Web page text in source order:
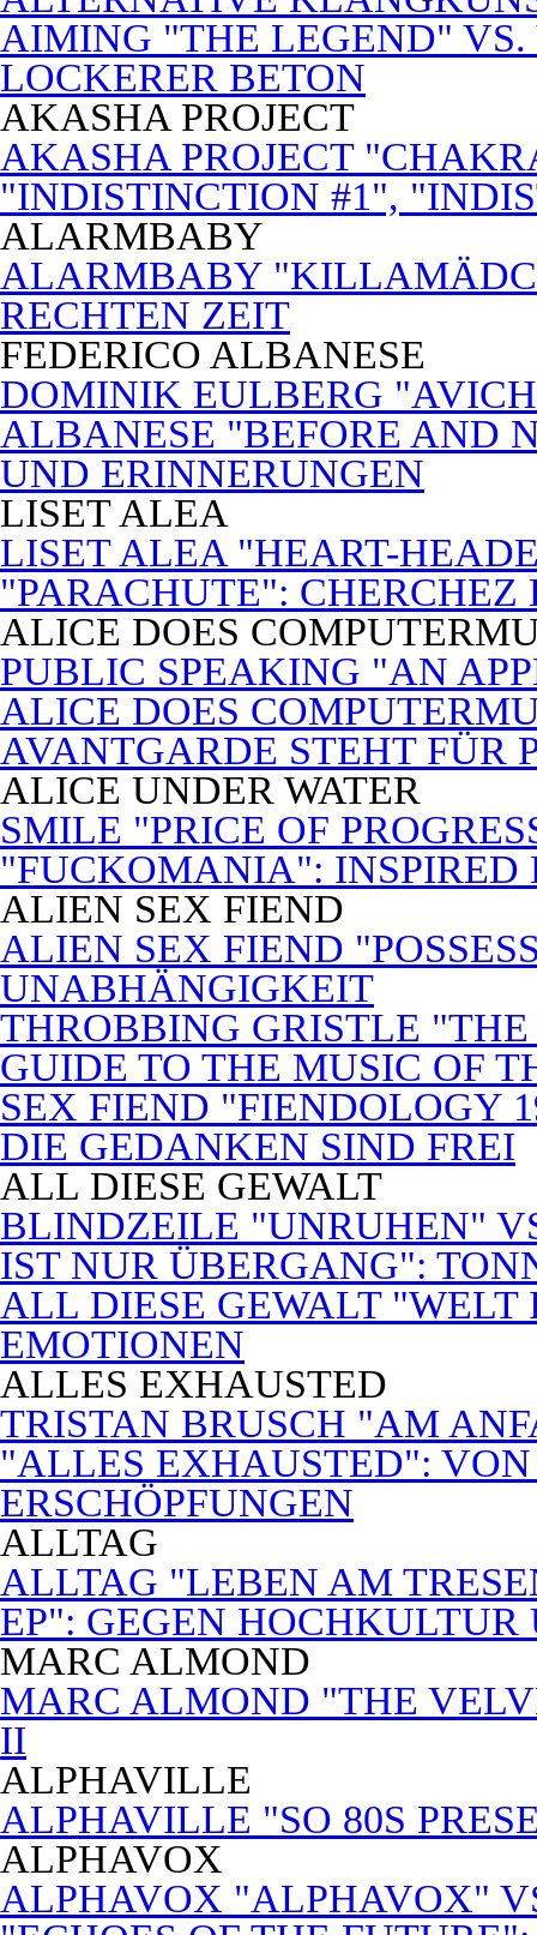
AIMING "THE LEGEND"
LOCKERER BETON
AKASHA PROJECT
AKASHA PROJECT
"INDISTINCTION #1",
ALARMBABY
ALARMBABY
RECHTEN ZEIT
FEDERICO ALBANESE
DOMINIK EULBERG
ALBANESE "BEFORE AND
UND ERINNERUNGEN
LISET ALEA
LISET ALEA "HEART-
"PARACHUTE": CHERCHEZ
ALICE DOES
PUBLIC SPEAKING "AN
ALICE DOES
AVANTGARDE STEHT FÜR
ALICE UNDER WATER
SMILE "PRICE OF
"FUCKOMANIA": INSPIRED
ALIEN SEX FIEND
ALIEN SEX FIEND
UNABHÄNGIGKEIT
THROBBING GRISTLE
GUIDE TO THE MUSIC OF
SEX FIEND "FIENDOLOGY
DIE GEDANKEN SIND FREI
ALL DIESE GEWALT
BLINDZEILE "UNRUHEN"
IST NUR ÜBERGANG":
ALL DIESE GEWALT
EMOTIONEN
ALLES EXHAUSTED
TRISTAN BRUSCH "AM
"ALLES EXHAUSTED":
ERSCHÖPFUNGEN
ALLTAG
ALLTAG "LEBEN AM
EP": GEGEN
MARC ALMOND
MARC ALMOND "THE
II
ALPHAVILLE
ALPHAVILLE "SO 80S
ALPHAVOX
ALPHAVOX "ALPHAVOX"